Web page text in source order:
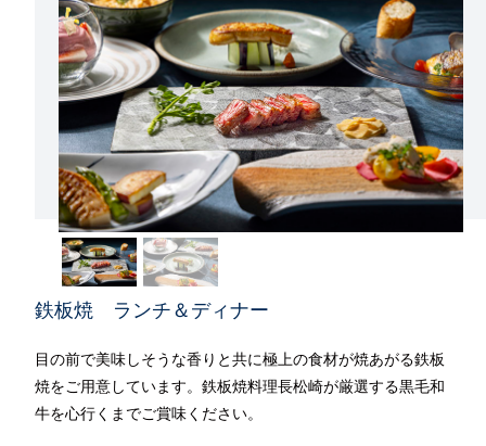
鉄板焼 ランチ＆ディナー
目の前で美味しそうな香りと共に極上の食材が焼あがる鉄板
焼をご用意しています。鉄板焼料理長松崎が厳選する黒毛和
牛を心行くまでご賞味ください。